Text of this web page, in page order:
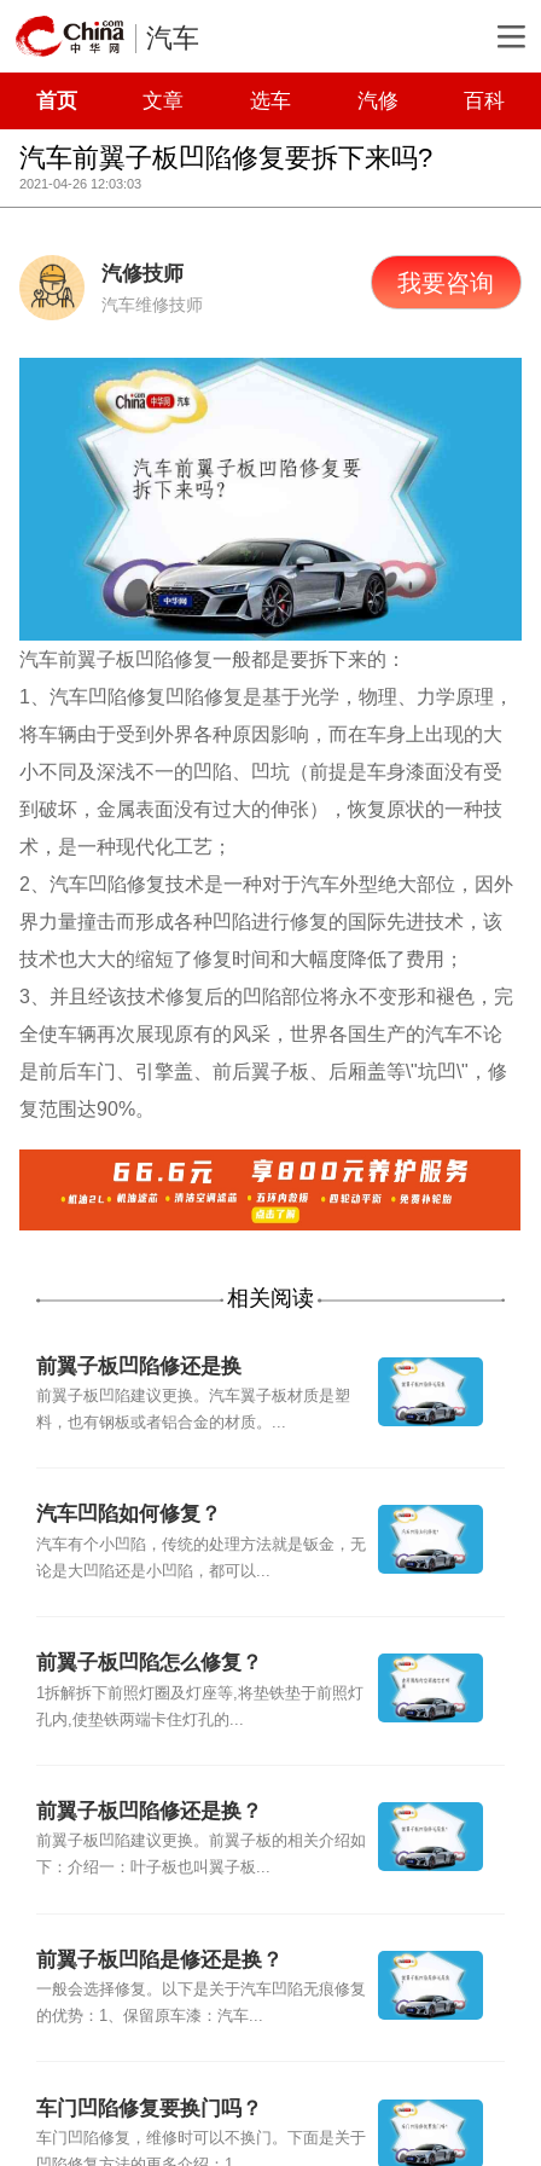
汽车
首页 文章 选车 汽修 百科
汽车前翼子板凹陷修复要拆下来吗?
2021-04-26 12:03:03
汽修技师
汽车维修技师
我要咨询
汽车前翼子板凹陷修复一般都是要拆下来的：
1、汽车凹陷修复凹陷修复是基于光学，物理、力学原理，
将车辆由于受到外界各种原因影响，而在车身上出现的大
小不同及深浅不一的凹陷、凹坑（前提是车身漆面没有受
到破坏，金属表面没有过大的伸张），恢复原状的一种技
术，是一种现代化工艺；
2、汽车凹陷修复技术是一种对于汽车外型绝大部位，因外
界力量撞击而形成各种凹陷进行修复的国际先进技术，该
技术也大大的缩短了修复时间和大幅度降低了费用；
3、并且经该技术修复后的凹陷部位将永不变形和褪色，完
全使车辆再次展现原有的风采，世界各国生产的汽车不论
是前后车门、引擎盖、前后翼子板、后厢盖等\"坑凹\"，修
复范围达90%。
相关阅读
前翼子板凹陷修还是换
前翼子板凹陷建议更换。汽车翼子板材质是塑
料，也有钢板或者铝合金的材质。...
汽车凹陷如何修复？
汽车有个小凹陷，传统的处理方法就是钣金，无
论是大凹陷还是小凹陷，都可以...
前翼子板凹陷怎么修复？
1拆解拆下前照灯圈及灯座等,将垫铁垫于前照灯
孔内,使垫铁两端卡住灯孔的...
前翼子板凹陷修还是换？
前翼子板凹陷建议更换。前翼子板的相关介绍如
下：介绍一：叶子板也叫翼子板...
前翼子板凹陷是修还是换？
一般会选择修复。以下是关于汽车凹陷无痕修复
的优势：1、保留原车漆：汽车...
车门凹陷修复要换门吗？
车门凹陷修复，维修时可以不换门。下面是关于